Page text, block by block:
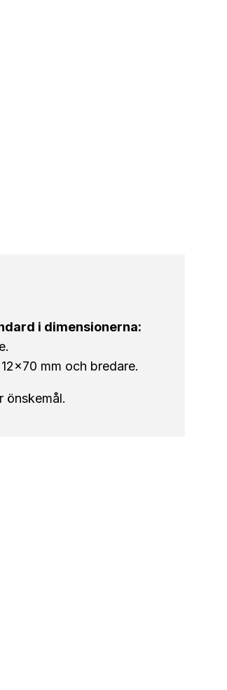
i dimensionerna:
mm och bredare.
önskemål.